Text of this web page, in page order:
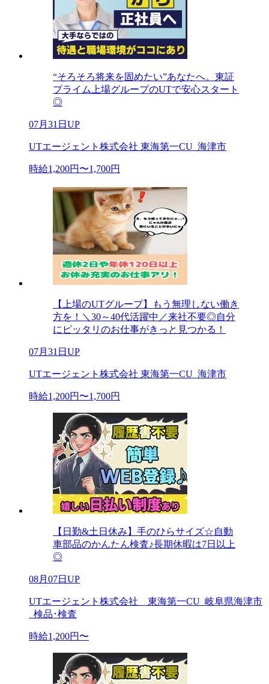
“そろそろ将来を固めたい”あなたへ。東証
プライム上場グループのUTで安心スタート
◎
07月31日UP
UTエージェント株式会社 東海第一CU_海津市
時給1,200円〜1,700円
【上場のUTグループ】もう無理しない働き
方を！＼30～40代活躍中／来社不要◎自分
にピッタリのお仕事がきっと見つかる！
07月31日UP
UTエージェント株式会社 東海第一CU_海津市
時給1,200円〜1,700円
【日勤&土日休み】手のひらサイズ☆自動
車部品のかんたん検査♪長期休暇は7日以上
◎
08月07日UP
UTエージェント株式会社 東海第一CU_岐阜県海津市
_検品･検査
時給1,200円〜